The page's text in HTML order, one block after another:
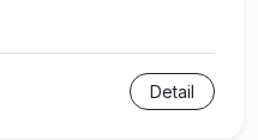
Detail